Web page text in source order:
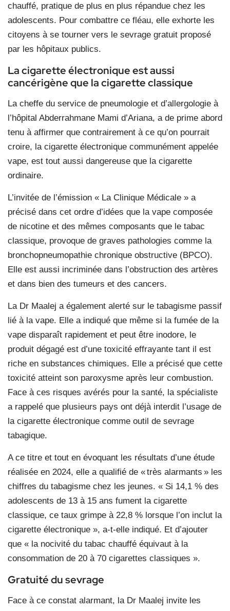
chauffé, pratique de plus en plus répandue chez les
adolescents. Pour combattre ce fléau, elle exhorte les
citoyens à se tourner vers le sevrage gratuit proposé
par les hôpitaux publics.
La cigarette électronique est aussi
cancérigène que la cigarette classique
La cheffe du service de pneumologie et d’allergologie à
l’hôpital Abderrahmane Mami d’Ariana, a de prime abord
tenu à affirmer que contrairement à ce qu’on pourrait
croire, la cigarette électronique communément appelée
vape, est tout aussi dangereuse que la cigarette
ordinaire.
L’invitée de l’émission « La Clinique Médicale » a
précisé dans cet ordre d’idées que la vape composée
de nicotine et des mêmes composants que le tabac
classique, provoque de graves pathologies comme la
bronchopneumopathie chronique obstructive (BPCO).
Elle est aussi incriminée dans l’obstruction des artères
et dans bien des tumeurs et des cancers.
La Dr Maalej a également alerté sur le tabagisme passif
lié à la vape. Elle a indiqué que même si la fumée de la
vape disparaît rapidement et peut être inodore, le
produit dégagé est d’une toxicité effrayante tant il est
riche en substances chimiques. Elle a précisé que cette
toxicité atteint son paroxysme après leur combustion.
Face à ces risques avérés pour la santé, la spécialiste
a rappelé que plusieurs pays ont déjà interdit l’usage de
la cigarette électronique comme outil de sevrage
tabagique.
A ce titre et tout en évoquant les résultats d’une étude
réalisée en 2024, elle a qualifié de « très alarmants » les
chiffres du tabagisme chez les jeunes. « Si 14,1 % des
adolescents de 13 à 15 ans fument la cigarette
classique, ce taux grimpe à 22,8 % lorsque l’on inclut la
cigarette électronique », a-t-elle indiqué. Et d’ajouter
que « la nocivité du tabac chauffé équivaut à la
consommation de 20 à 70 cigarettes classiques ».
Gratuité du sevrage
Face à ce constat alarmant, la Dr Maalej invite les